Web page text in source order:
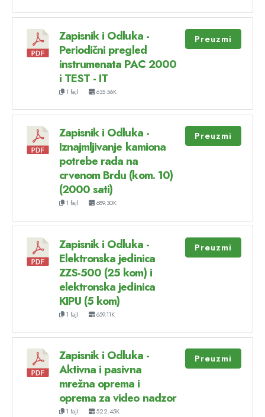
Zapisnik i Odluka -
Periodični pregled
instrumenata PAC 2000
i TEST - IT
1 fajl 635.56K
Preuzmi
Zapisnik i Odluka -
Iznajmljivanje kamiona
potrebe rada na
crvenom Brdu (kom. 10)
(2000 sati)
1 fajl 689.30K
Preuzmi
Zapisnik i Odluka -
Elektronska jedinica
ZZS-500 (25 kom) i
elektronska jedinica
KIPU (5 kom)
1 fajl 659.11K
Preuzmi
Zapisnik i Odluka -
Aktivna i pasivna
mrežna oprema i
oprema za video nadzor
1 fajl 522.45K
Preuzmi